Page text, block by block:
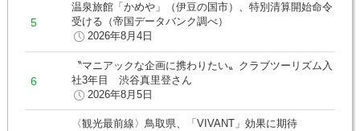
温泉旅館「かめや」（伊豆の国市）、特別清算開始命令
受ける（帝国データバンク調べ）
2026年8月4日
〝マニアックな企画に携わりたい〟クラブツーリズム入
社3年目 渋谷真里登さん
2026年8月5日
〈観光最前線〉鳥取県、「VIVANT」効果に期待